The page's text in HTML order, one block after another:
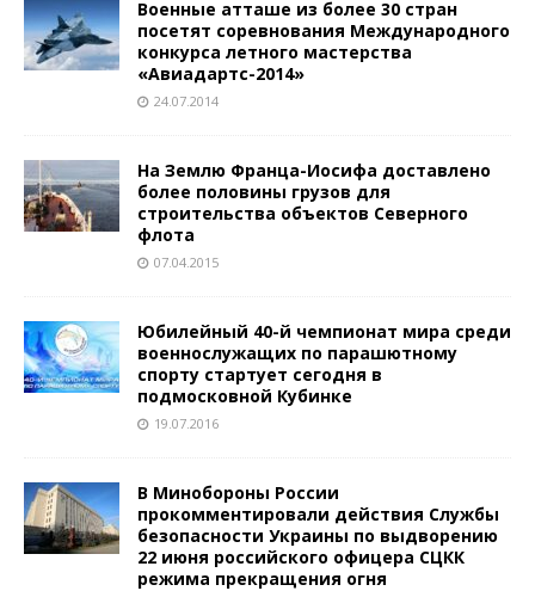
Военные атташе из более 30 стран
посетят соревнования Международного
конкурса летного мастерства
«Авиадартс-2014»
24.07.2014
На Землю Франца-Иосифа доставлено
более половины грузов для
строительства объектов Северного
флота
07.04.2015
Юбилейный 40-й чемпионат мира среди
военнослужащих по парашютному
спорту стартует сегодня в
подмосковной Кубинке
19.07.2016
В Минобороны России
прокомментировали действия Службы
безопасности Украины по выдворению
22 июня российского офицера СЦКК
режима прекращения огня